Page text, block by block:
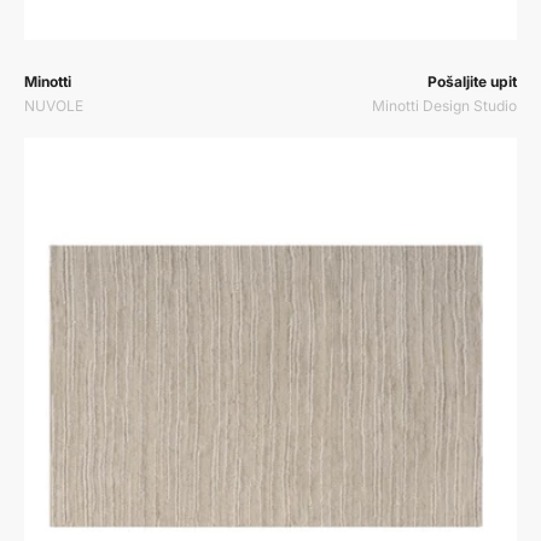
Prodavač:
Minotti
NUVOLE
Prodavač:Pošaljite upit
Minotti Design Studio